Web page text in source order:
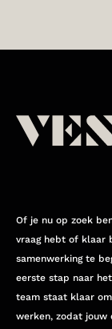
Of je nu op zoek
vraag hebt of klaar
samenwerking te
eerste stap naar
team staat klaar
werken, zodat jouw